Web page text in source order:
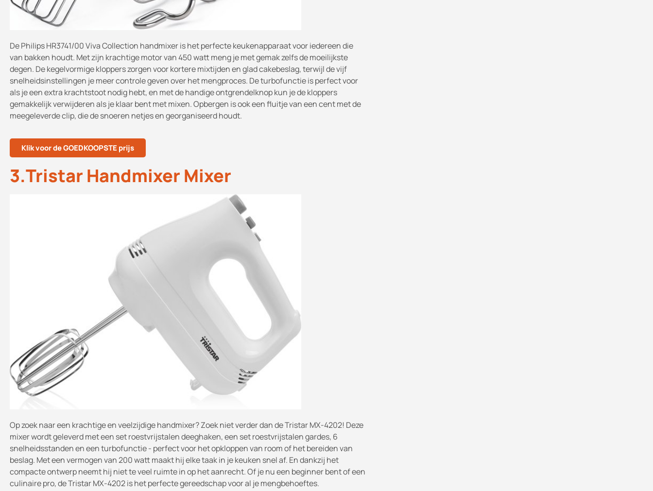
De Philips HR3741/00 Viva Collection handmixer is het perfecte keukenapparaat voor iedereen die
van bakken houdt. Met zijn krachtige motor van 450 watt meng je met gemak zelfs de moeilijkste
degen. De kegelvormige kloppers zorgen voor kortere mixtijden en glad cakebeslag, terwijl de vijf
snelheidsinstellingen je meer controle geven over het mengproces. De turbofunctie is perfect voor
als je een extra krachtstoot nodig hebt, en met de handige ontgrendelknop kun je de kloppers
gemakkelijk verwijderen als je klaar bent met mixen. Opbergen is ook een fluitje van een cent met de
meegeleverde clip, die de snoeren netjes en georganiseerd houdt.
Klik voor de GOEDKOOPSTE prijs
3.Tristar Handmixer Mixer
Op zoek naar een krachtige en veelzijdige handmixer? Zoek niet verder dan de Tristar MX-4202! Deze
mixer wordt geleverd met een set roestvrijstalen deeghaken, een set roestvrijstalen gardes, 6
snelheidsstanden en een turbofunctie - perfect voor het opkloppen van room of het bereiden van
beslag. Met een vermogen van 200 watt maakt hij elke taak in je keuken snel af. En dankzij het
compacte ontwerp neemt hij niet te veel ruimte in op het aanrecht. Of je nu een beginner bent of een
culinaire pro, de Tristar MX-4202 is het perfecte gereedschap voor al je mengbehoeftes.